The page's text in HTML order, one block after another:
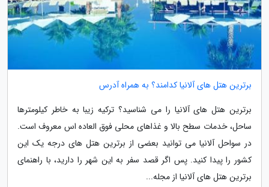
برترین هتل های آلانیا کدامند؟ به همراه آدرس
برترین هتل های آلانیا را می شناسید؟ ترکیه زیبا به خاطر کیلومترها
ساحل، خدمات سطح بالا و غذاهای محلی فوق العاده اس معروف است.
در سواحل آلانیا می توانید بعضی از برترین هتل های درجه یک این
کشور را پیدا کنید. پس اگر قصد سفر به این شهر را دارید، با راهنمای
برترین هتل های آلانیا از مجله...